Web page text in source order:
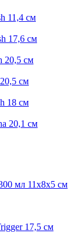
11,4 см
17,6 см
20,5 см
см
18 см
20,1 см
мл 11х8х5 см
17,5 см